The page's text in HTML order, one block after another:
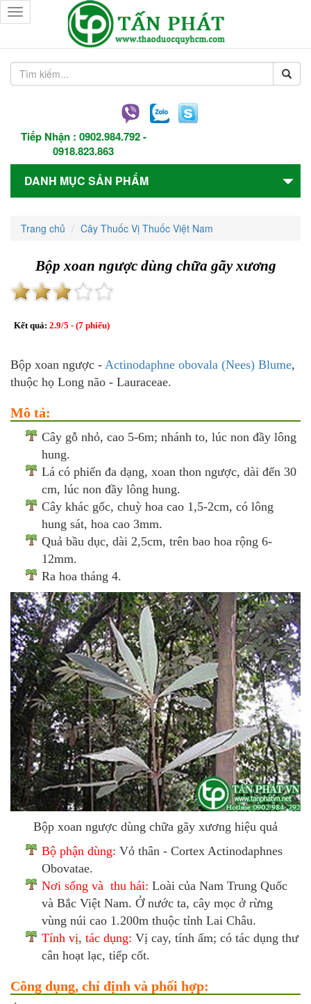
Tiếp Nhận : 0902.984.792-
0918.823.863
Toggle
navigation
DANH MỤC SẢN PHẨM
Trang chủ Cây Thuốc Vị Thuốc Việt Nam
Bộp xoan ngược dùng chữa gãy xương
Kết quả: 2.9/5 - (7 phiếu)
Bộp xoan ngược - Actinodaphne obovala (Nees) Blume,
thuộc họ Long não - Lauraceae.
Mô tả:
Cây gỗ nhỏ, cao 5-6m; nhánh to, lúc non đầy lông
hung.
Lá có phiến đa dạng, xoan thon ngược, dài đến 30
cm, lúc non đầy lông hung.
Cây khác gốc, chuỳ hoa cao 1,5-2cm, có lông
hung sát, hoa cao 3mm.
Quả bầu dục, dài 2,5cm, trên bao hoa rộng 6-
12mm.
Ra hoa tháng 4.
Bộp xoan ngược dùng chữa gãy xương hiệu quả
Bộ phận dùng: Vỏ thân - Cortex Actinodaphnes
Obovatae.
Nơi sống và thu hái: Loài của Nam Trung Quốc
và Bắc Việt Nam. Ở nước ta, cây mọc ở rừng
vùng núi cao 1.200m thuộc tỉnh Lai Châu.
Tính vị, tác dụng: Vị cay, tính ấm; có tác dụng thư
cân hoạt lạc, tiếp cốt.
Công dụng, chỉ định và phối hợp: